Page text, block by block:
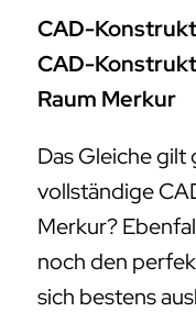
CAD-
CAD-
Raum Merkur
Das Gleiche gilt
vollständige
Merkur?
noch den
sich bestens